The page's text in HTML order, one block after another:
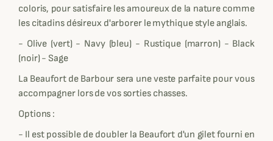
coloris, pour satisfaire les amoureux de la nature comme
les citadins désireux d'arborer le mythique style anglais.
- Olive (vert) - Navy (bleu) - Rustique (marron) - Black
(noir) - Sage
La Beaufort de Barbour sera une veste parfaite pour vous
accompagner lors de vos sorties chasses.
Options :
- Il est possible de doubler la Beaufort d'un gilet fourni en